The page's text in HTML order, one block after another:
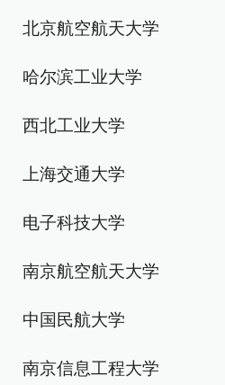
北京航空航天大学
哈尔滨工业大学
西北工业大学
上海交通大学
电子科技大学
南京航空航天大学
中国民航大学
南京信息工程大学